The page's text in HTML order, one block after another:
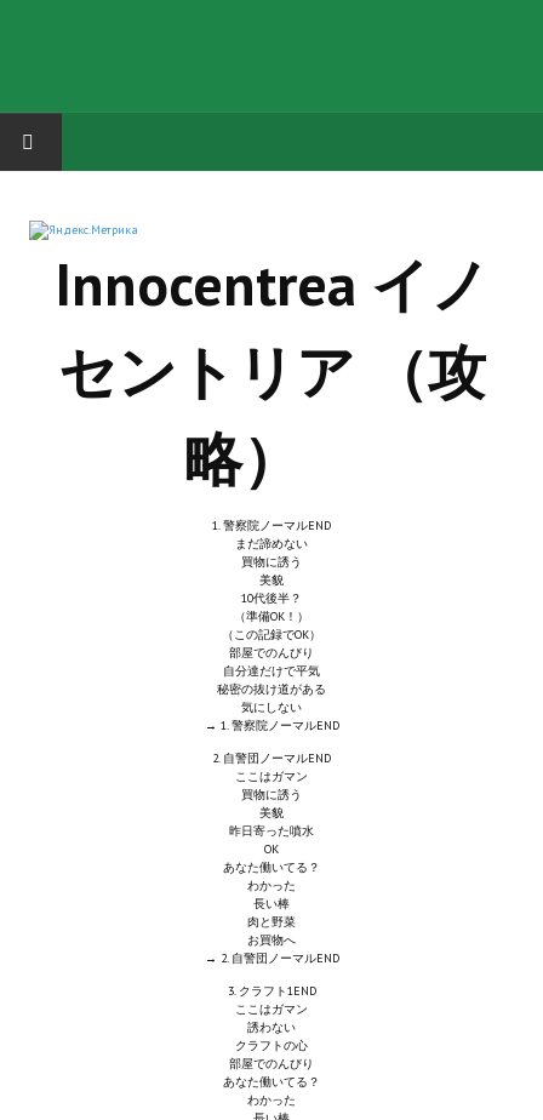
Русская биржа
Aliens vs Predator 2 (Русские субтитры)
Dungeon Siege 2 Legendary Mod (Русские субтитры)
Теневой кардинал для Скайрима
Apella CBBE SSE BodySlide (with Physics)
Apella 2.0 CBBE SSE BodySlide (with Physics)
Kitana CBBE SSE BodySlide (with Physics)
SB Corset Armor CBBE SSE BodySlide (with Physics)
Wedding Wear CBBE SSE BodySlide (with Physics)
Innocentrea イノ
セントリア （攻
略）
1. 警察院ノーマルEND
まだ諦めない
買物に誘う
美貌
10代後半？
（準備OK！）
（この記録でOK）
部屋でのんびり
自分達だけで平気
秘密の抜け道がある
気にしない
→ 1. 警察院ノーマルEND
2. 自警団ノーマルEND
ここはガマン
買物に誘う
美貌
昨日寄った噴水
OK
あなた働いてる？
わかった
長い棒
肉と野菜
お買物へ
→ 2. 自警団ノーマルEND
3. クラフト1END
ここはガマン
誘わない
クラフトの心
部屋でのんびり
あなた働いてる？
わかった